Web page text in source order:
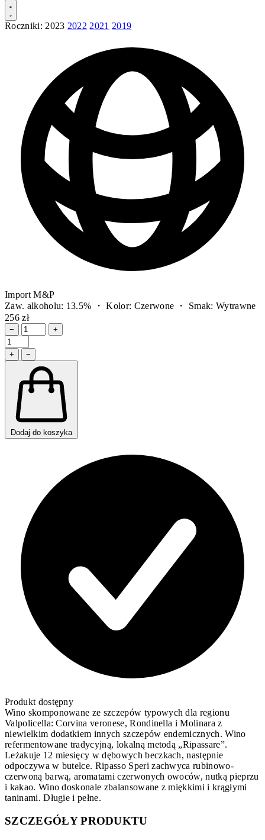
Roczniki: 2023 2022 2021 2019
Import M&P
Zaw. alkoholu: 13.5% ・ Kolor: Czerwone ・ Smak: Wytrawne
256 zł
− +
+ −
Dodaj do koszyka
Produkt dostępny
Wino skomponowane ze szczepów typowych dla regionu
Valpolicella: Corvina veronese, Rondinella i Molinara z
niewielkim dodatkiem innych szczepów endemicznych. Wino
refermentowane tradycyjną, lokalną metodą „Ripassare”.
Leżakuje 12 miesięcy w dębowych beczkach, następnie
odpoczywa w butelce. Ripasso Speri zachwyca rubinowo-
czerwoną barwą, aromatami czerwonych owoców, nutką pieprzu
i kakao. Wino doskonale zbalansowane z miękkimi i krągłymi
taninami. Długie i pełne.
SZCZEGÓŁY PRODUKTU